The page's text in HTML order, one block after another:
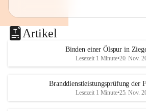
Artikel
Binden einer Ölspur in
Lesezeit 1 Minute•20. Nov.
Branddienstleistungsprüfung der
Lesezeit 1 Minute•25. Nov.